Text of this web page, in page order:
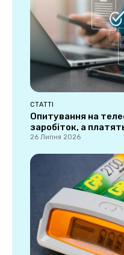
СТАТТІ
Опитування на
заробіток, а
26 Липня 2026